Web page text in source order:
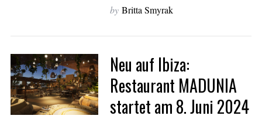
by Britta Smyrak
Neu auf Ibiza:
Restaurant MADUNIA
startet am 8. Juni 2024